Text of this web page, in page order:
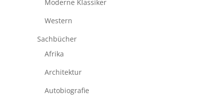
Moderne Klassiker
Western
Sachbücher
Afrika
Architektur
Autobiografie